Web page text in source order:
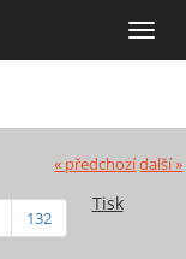
Toggle
« předchozídalší »
Tisk
132